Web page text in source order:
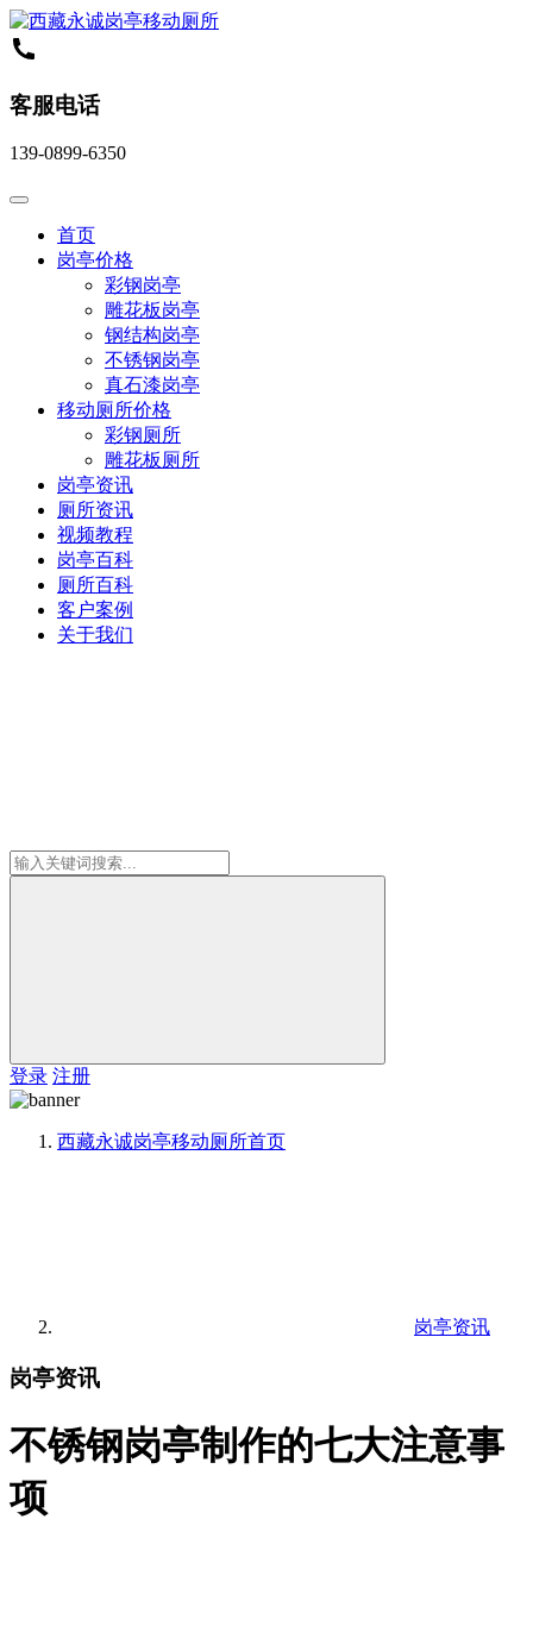
客服电话
139-0899-6350
首页
岗亭价格
彩钢岗亭
雕花板岗亭
钢结构岗亭
不锈钢岗亭
真石漆岗亭
移动厕所价格
彩钢厕所
雕花板厕所
岗亭资讯
厕所资讯
视频教程
岗亭百科
厕所百科
客户案例
关于我们
登录 注册
西藏永诚岗亭移动厕所首页
岗亭资讯
岗亭资讯
不锈钢岗亭制作的七大注意事
项